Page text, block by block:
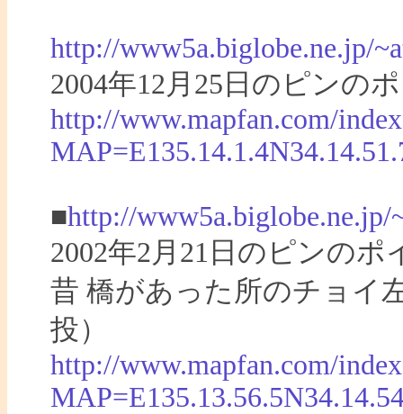
http://www5a.biglobe.ne.jp/
2004年12月25日のピンの
http://www.mapfan.com/
■http://www5a.biglobe.ne.jp/
2002年2月21日のピンの
昔 橋があった所のチョイ
投）
http://www.mapfan.com/